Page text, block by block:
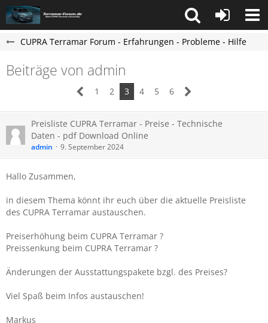
CUPRA Terramar Forum - Erfahrungen - Probleme - Hilfe
Beiträge von admin
1 2 3 4 5 6
Preisliste CUPRA Terramar - Preise - Technische
Daten - pdf Download Online
admin 9. September 2024
Hallo Zusammen,
in diesem Thema könnt ihr euch über die aktuelle Preisliste
des CUPRA Terramar austauschen.
Preiserhöhung beim CUPRA Terramar ?
Preissenkung beim CUPRA Terramar ?
Änderungen der Ausstattungspakete bzgl. des Preises?
Viel Spaß beim Infos austauschen!
Markus